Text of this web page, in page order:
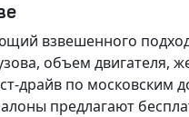
взвешенного
объем
драйв по
предлагают